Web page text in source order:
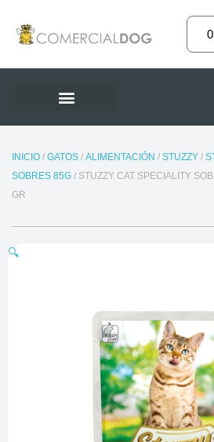
contenido
INICIO/ GATOS/ ALIMENTACIÓN / STUZZY/
SOBRES 85G/ STUZZY CAT SPECIALITY
GR
🔍